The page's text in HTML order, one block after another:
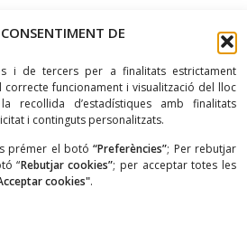
DE
i de tercers per a finalitats estrictament
funcionament i visualització del lloc
d’estadístiques amb finalitats
i continguts personalitzats.
prémer el botó“Preferències”; Per rebutjar
“Rebutjar cookies”; per acceptar totes les
cookies".